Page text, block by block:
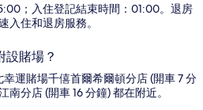
；入住登記結束時間：01:00。退房
入住和退房服務。
設賭場？
運賭場千僖首爾希爾頓分店 (開車 7 分
分店 (開車 16 分鐘) 都在附近。